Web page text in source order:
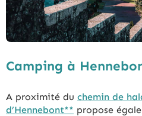
Camping à
A proximité du chemin de
d’Hennebont** propose